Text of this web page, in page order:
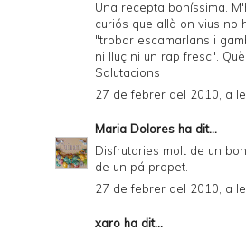
Una recepta boníssima.
curiós que allà on vius no
"trobar escamarlans i
ni lluç ni un rap fresc".
Salutacions
27 de febrer del 2010, a
Maria Dolores ha dit...
Disfrutaries molt de un
de un pá propet.
27 de febrer del 2010, a
xaro ha dit...